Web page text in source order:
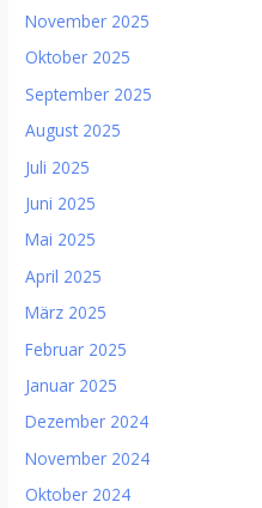
November 2025
Oktober 2025
September 2025
August 2025
Juli 2025
Juni 2025
Mai 2025
April 2025
März 2025
Februar 2025
Januar 2025
Dezember 2024
November 2024
Oktober 2024